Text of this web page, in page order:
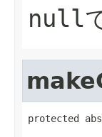
nullで
protected